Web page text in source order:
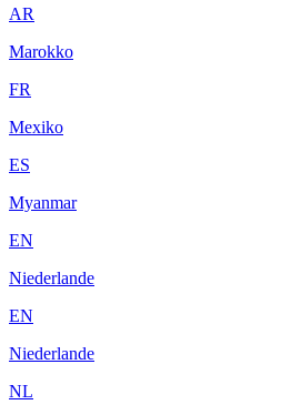
AR
Marokko
FR
Mexiko
ES
Myanmar
EN
Niederlande
EN
Niederlande
NL